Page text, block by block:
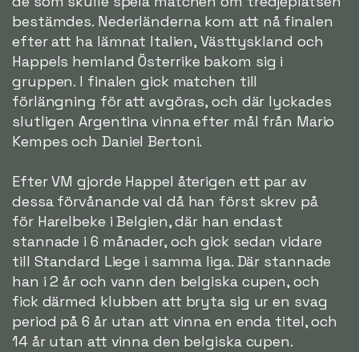
bestämdes. Nederländerna kom att nå finalen
efter att ha lämnat Italien, Västtyskland och
Happels hemland Österrike bakom sig i
gruppen. I finalen gick matchen till
förlängning för att avgöras, och där lyckades
slutligen Argentina vinna efter mål från Mario
Kempes och Daniel Bertoni.
Efter VM gjorde Happel återigen ett par av
dessa förvånande val då han först skrev på
för Harelbeke i Belgien, där han endast
stannade i 6 månader, och gick sedan vidare
till Standard Liege i samma liga. Där stannade
han i 2 år och vann den belgiska cupen, och
fick därmed klubben att bryta sig ur en svag
period på 6 år utan att vinna en enda titel, och
14 år utan att vinna den belgiska cupen.